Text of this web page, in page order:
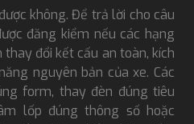
không. Để trả lời cho câu
đăng kiểm nếu các hạng
đổi kết cấu an toàn, kích
nguyên bản của xe. Các
form, thay đèn đúng tiêu
lốp đúng thông số hoặc